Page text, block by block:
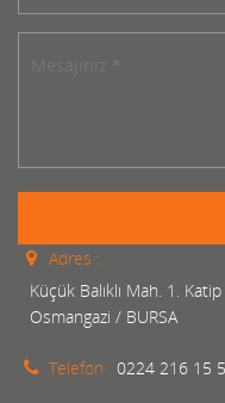
Adres :
Küçük Balıklı Mah. 1.
Osmangazi / BURSA
Telefon : 0224 216 15